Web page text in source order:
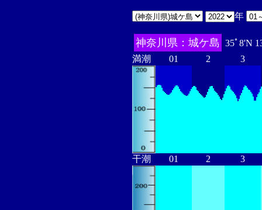
年
神奈川県：城ケ島
35ﾟ8'N
満潮
01 2 3
干潮 01 2 3